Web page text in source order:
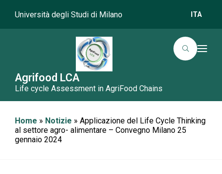
Università degli Studi di Milano ITA
Agrifood LCA
Life cycle Assessment in AgriFood Chains
T
Home » Notizie » Applicazione del Life Cycle Thinking
al settore agro- alimentare – Convegno Milano 25
gennaio 2024